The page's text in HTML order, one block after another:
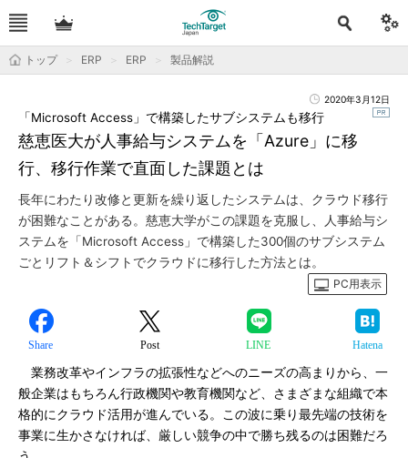
トップ ERP ERP 製品解説
2020年3月12日
慈恵医大が人事給与システムを「Azure」に移
行、移行作業で直面した課題とは
「Microsoft Access」で構築したサブシステムも移行
長年にわたり改修と更新を繰り返したシステムは、クラウド移行
が困難なことがある。慈恵大学がこの課題を克服し、人事給与シ
ステムを「Microsoft Access」で構築した300個のサブシステム
ごとリフト＆シフトでクラウドに移行した方法とは。
PC用表示
Share Post LINE Hatena
業務改革やインフラの拡張性などへのニーズの高まりから、一
般企業はもちろん行政機関や教育機関など、さまざまな組織で本
格的にクラウド活用が進んでいる。この波に乗り最先端の技術を
事業に生かさなければ、厳しい競争の中で勝ち残るのは困難だろ